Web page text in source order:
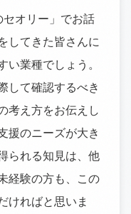
オリー」でお話
してきた皆さんに
業種でしょう。
して確認するべき
考え方をお伝えし
援のニーズが大き
られる知見は、他
経験の方も、この
ければと思いま